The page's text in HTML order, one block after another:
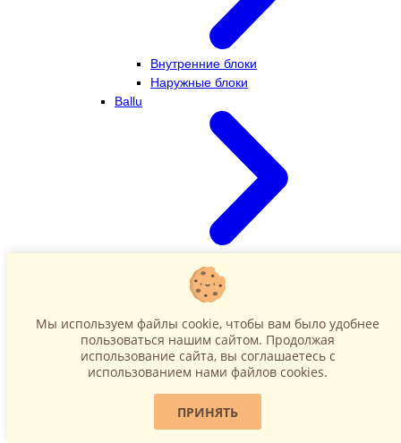
Внутренние блоки
Наружные блоки
Ballu
Наружные блоки
Мы используем файлы cookie, чтобы вам было удобнее
пользоваться нашим сайтом. Продолжая
использование сайта, вы соглашаетесь c
использованием нами файлов cookies.
ПРИНЯТЬ